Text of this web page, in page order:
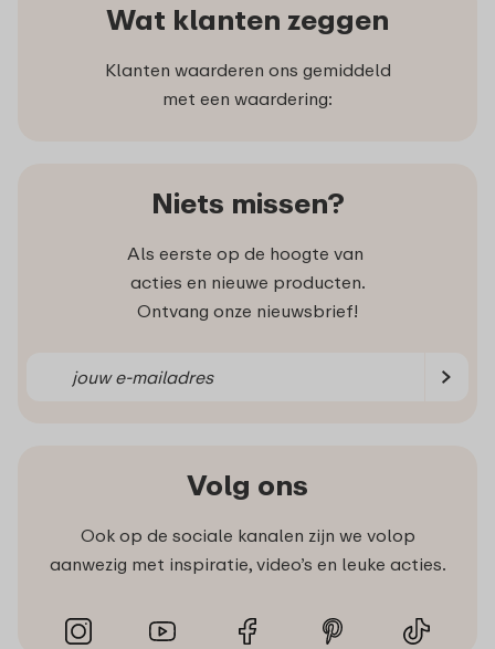
Wat klanten zeggen
Klanten waarderen ons gemiddeld
met een waardering:
Niets missen?
Als eerste op de hoogte van
acties en nieuwe producten.
Ontvang onze nieuwsbrief!
Volg ons
Ook op de sociale kanalen zijn we volop
aanwezig met inspiratie, video’s en leuke acties.